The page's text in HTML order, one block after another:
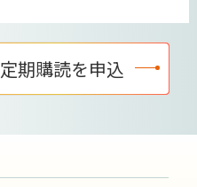
定期購読を申込